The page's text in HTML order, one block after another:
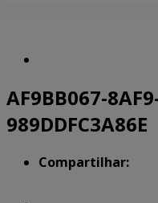
AF9BB067-
989DDFC3A86E
Compartilhar: